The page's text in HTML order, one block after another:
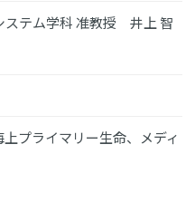
ステム学科 准教授 井上 智
プライマリー生命、メディ